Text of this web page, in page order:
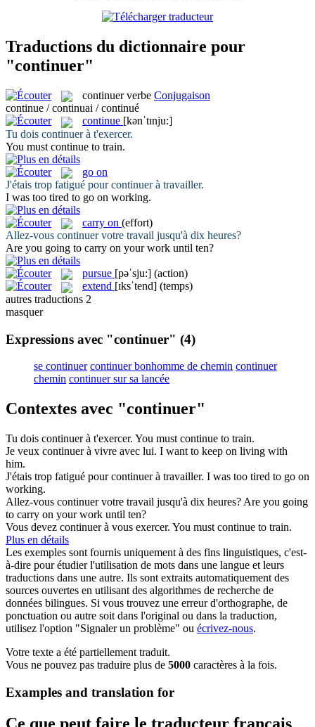
Traductions du dictionnaire pour
"continuer"
continuer verbe Conjugaison
continue / continuai / continué
continue [kənˈtɪnju:]
Tu dois continuerà t'exercer.
You must continue to train.
go on
J'étais trop fatigué pourcontinuerà travailler.
I was too tired to go on working.
carry on (effort)
Allez-vous continuervotre travail jusqu'à dix heures?
Are you going to carry on your work until ten?
pursue [pəˈsju:] (action)
extend [ɪksˈtend] (temps)
autres traductions 2
masquer
Expressions avec "continuer" (4)
se continuer continuer bonhomme de chemin continuer
chemin continuer sur sa lancée
Contextes avec "continuer"
Tu dois continuerà t'exercer. You must continue to train.
Je veux continuerà vivre avec lui. I want to keep on living with
him.
J'étais trop fatigué pourcontinuerà travailler. I was too tired to go on
working.
Allez-vous continuervotre travail jusqu'à dix heures? Are you going
to carry on your work until ten?
Vous devez continuerà vous exercer. You must continue to train.
Plus en détails
Les exemples sont fournis uniquement à des fins linguistiques, c'est-
à-dire pour étudier l'utilisation de mots dans une langue et leurs
traductions dans une autre. Ils sont extraits automatiquement des
sources ouvertes en utilisant des algorithmes de recherche de
données bilingues. Si vous trouvez une erreur d'orthographe, de
ponctuation ou autre soit dans l'original ou dans la traduction,
utilisez l'option "Signaler un problème" ou écrivez-nous.
Votre texte a été partiellement traduit.
Vous ne pouvez pas traduire plus de 5000 caractères à la fois.
Examples and translation for
Ce que peut faire le traducteur français